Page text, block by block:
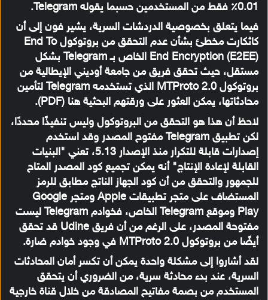
0.01٪ فقط من المستخدمين حسبما يقوله Telegram.
فيما يتعلق بخصوصية الدردشات السرية، يشير فون إلى أن
كاثكارت مخطئ بشأن عدم التحقق من بروتوكول End To
End Encryption (E2EE) الخاص بـ Telegram بشكل
مستقل، حيث تحقق فريق من جامعة أوديني الإيطالية من
بروتوكول MTProto 2.0 الذي تستخدمه Telegram لتأمين
محادثاتها، يمكن العثور على ورقتهم البحثية هنا (PDF).
لاحظ أن هذا هو التحقق من البروتوكول وليس تنفيذًا محددًا،
لكن تطبيق Telegram مفتوح المصدر وقد استخدم
إصدارات قابلة للتكرار منذ الإصدار 5.13، تعني "البنيات
القابلة لإعادة الإنتاج" أنه يمكن تجميع كود المصدر المتاح
للجمهور والتحقق من أن كود الجهاز الناتج مطابق للرمز
المستضاف على متجر تطبيقات Apple ومتجر Google
Play وموقع Telegram الخاص، فخوادم Telegram ليست
مفتوحة المصدر، على الرغم من أن فريق Udine قد تحقق
أيضًا من بروتوكول MTProto 2.0 في وجود خوادم ضارة.
لقد أشاروا إلى مشكلة واحدة يمكن أن تكسر أمان المحادثات
السرية، عند بدء محادثة سرية، من الضروري أن يتحقق
المستخدم من بصمة مفاتيح المصادقة من خلال قناة خارجية